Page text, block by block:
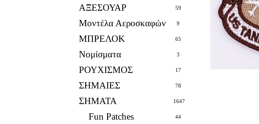
ΑΞΕΣΟΥΑΡ 59
Μοντέλα Αεροσκαφών 9
ΜΠΡΕΛΟΚ 65
Νομίσματα 3
ΡΟΥΧΙΣΜΟΣ 17
ΣΗΜΑΙΕΣ 78
ΣΗΜΑΤΑ 1647
Fun Patches 44